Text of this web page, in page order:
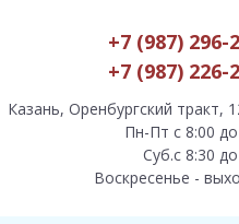
+7 (987) 296-
+7 (987) 226-
Казань, Оренбургский тракт,
Пн-Пт с 8:00
Суб.с 8:30
Воскресенье -